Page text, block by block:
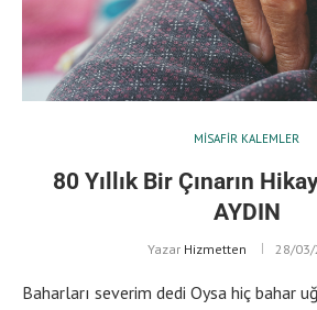
MISAFIR KALEMLER
80 Yıllık Bir Çınarın
AYDIN
Yazar Hizmetten 28/03/
Baharları severim dedi Oysa hiç bahar